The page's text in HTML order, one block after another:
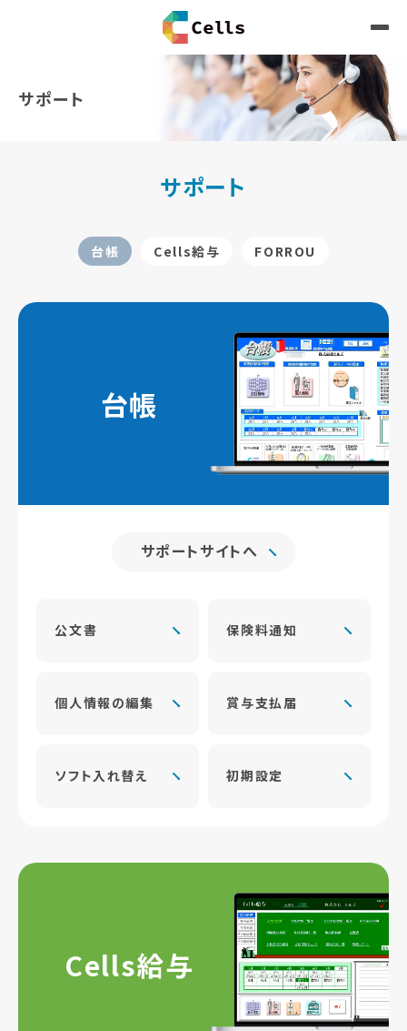
サポート
サポート
台帳 Cells給与 FORROU
台帳
サポートサイトへ
公文書 保険料通知
個人情報の編集 賞与支払届
ソフト入れ替え 初期設定
Cells給与